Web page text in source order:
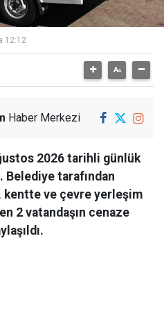
12:12
Haber Merkezi
2026 tarihli günlük
Belediye tarafından
kentte ve çevre yerleşim
2 vatandaşın cenaze